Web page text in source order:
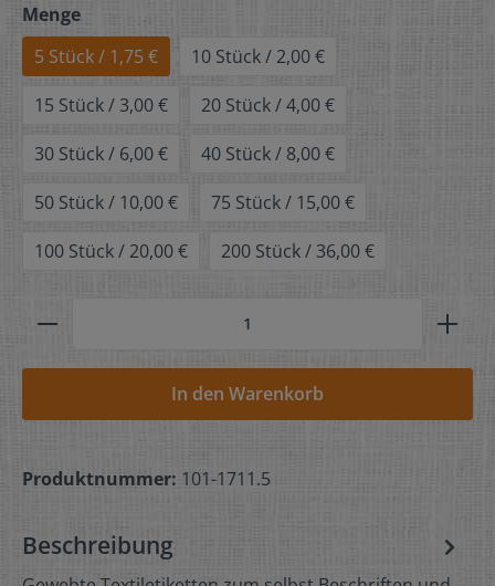
Menge
5 Stück / 1,75 €
10 Stück / 2,00 €
15 Stück / 3,00 €
20 Stück / 4,00 €
30 Stück / 6,00 €
40 Stück / 8,00 €
50 Stück / 10,00 €
75 Stück / 15,00 €
100 Stück / 20,00 €
200 Stück / 36,00 €
In den Warenkorb
Produktnummer: 101-1711.5
Beschreibung